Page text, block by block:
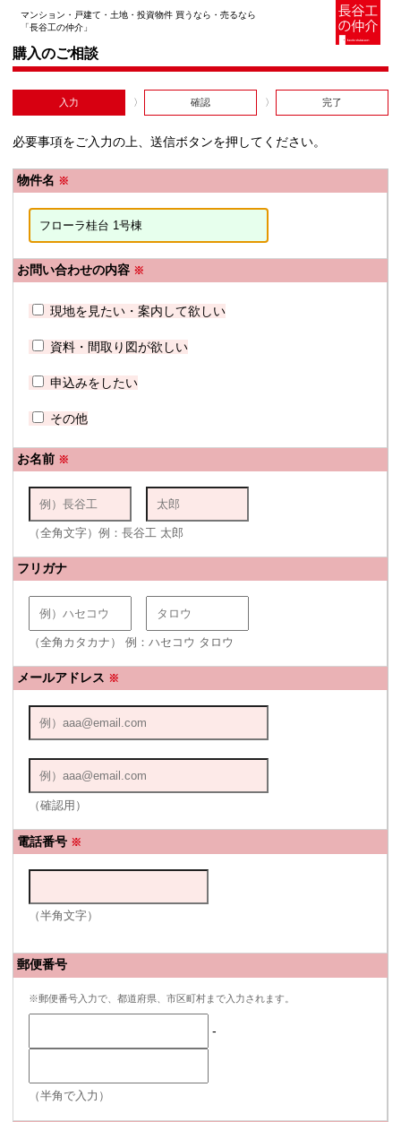
マンション・戸建て・土地・投資物件 買うなら・売るなら
「長谷工の仲介」
購入のご相談
入力 確認 完了
必要事項をご入力の上、送信ボタンを押してください。
物件名 ※
お問い合わせの内容 ※
現地を見たい・案内して欲しい
資料・間取り図が欲しい
申込みをしたい
その他
お名前 ※
（全角文字）例：長谷工 太郎
フリガナ
（全角カタカナ） 例：ハセコウ タロウ
メールアドレス ※
（確認用）
電話番号 ※
（半角文字）
郵便番号
※郵便番号入力で、都道府県、市区町村まで入力されます。
-
（半角で入力）